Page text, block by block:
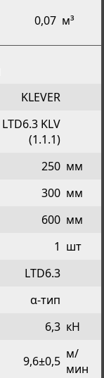
0,07 м³
KLEVER
LTD6.3 KLV
(1.1.1)
250 мм
300 мм
600 мм
1 шт
LTD6.3
α-тип
6,3 кН
9,6±0,5 м/
мин